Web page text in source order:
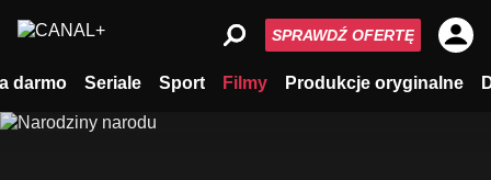
darmo Seriale Sport Filmy Produkcje oryginalne
SPRAWDŹ OFERTĘ